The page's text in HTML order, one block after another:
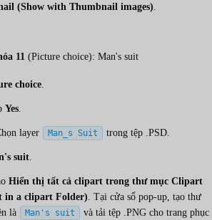
(Show with Thumbnail images).
11 (Picture choice): Man's suit
choice.
Yes.
layer Man_s Suit trong tệp .PSD.
suit.
Hiển thị tất cả clipart trong thư mục Clipart
in a clipart Folder). Tại cửa sổ pop-up, tạo thư
là
Man's suit
và tải tệp .PNG cho trang phục